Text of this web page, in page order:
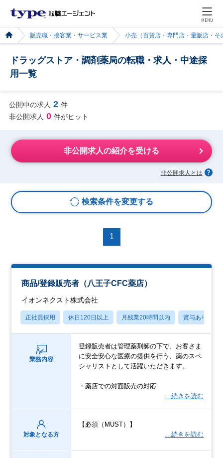
MENU
販売職・接客業・サービス業 小売（百貨店・専門店・量販店・そ
ドラッグストア・調剤薬局の転職・求人・中途採
用一覧
公開中の求人 2 件
非公開求人 0 件がヒット
非公開求人の紹介を受ける
非公開求人とは
検索条件を変更する
1
商品/登録販売者（八王子CFC薬店）
イオンネクスト株式会社
正社員採用 休日120日以上 月残業20時間以内 賞与あり
業務内容
登録販売者は管理薬剤師の下で、お客さま
に安全安心な医療の提供を行う、薬のスペ
シャリストとして活躍いただきます。
・薬店での対面販売の対応
…続きを読む
対象となる方
【必須（MUST）】
…続きを読む